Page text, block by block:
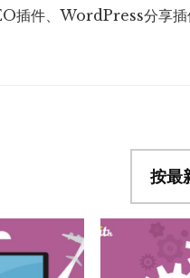
件、WordPress分享插